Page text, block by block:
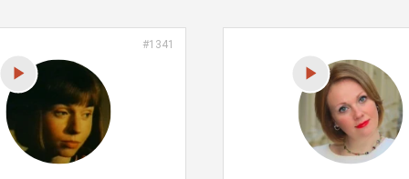
#1341